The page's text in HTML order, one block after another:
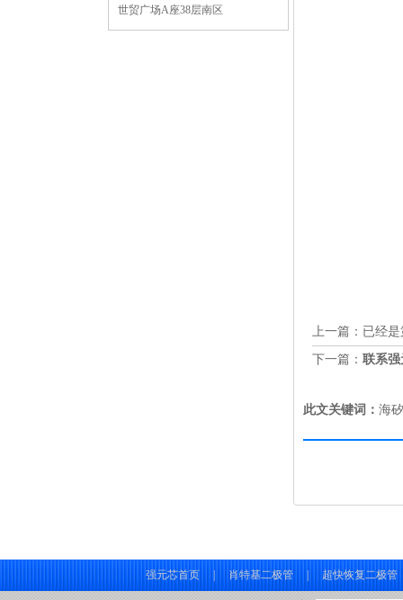
上一篇：已经
下一篇： 联系强
此文关键词： 海
世贸广场A座38层南区
强元芯首页 肖特基二极管 超快恢复二极管